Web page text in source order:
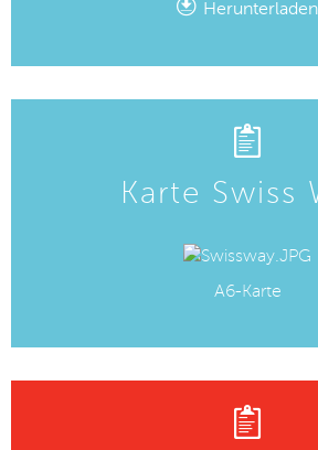
Herunterladen
Karte Swiss
A6-Karte